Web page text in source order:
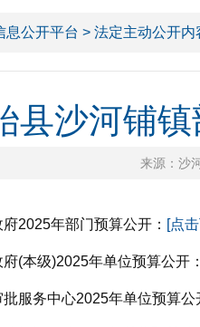
息公开平台 > 法定主动公开内
县沙河铺
来源：沙
2025年部门预算公开： [点
(本级)2025年单位预算公开：
服务中心2025年单位预算公